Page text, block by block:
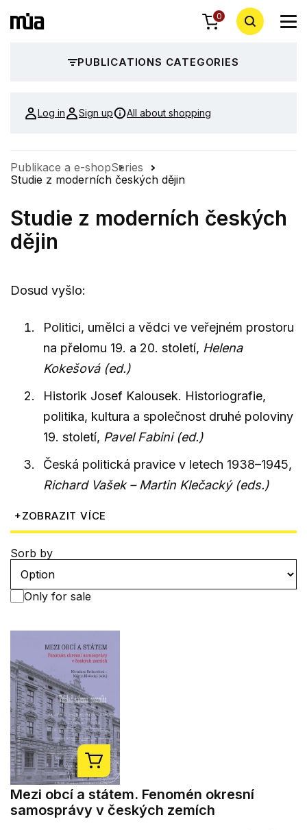
0
PUBLICATIONS CATEGORIES
Log in Sign up All about shopping
Publikace a e-shopSeries
Studie z moderních českých dějin
Studie z moderních českých
dějin
Dosud vyšlo:
Politici, umělci a vědci ve veřejném prostoru
na přelomu 19. a 20. století, Helena
Kokešová (ed.)
Historik Josef Kalousek. Historiografie,
politika, kultura a společnost druhé poloviny
19. století, Pavel Fabini (ed.)
Česká politická pravice v letech 1938–1945,
Richard Vašek – Martin Klečacký (eds.)
+ZOBRAZIT VÍCE
Sorb by
Only for sale
Mezi obcí a státem. Fenomén okresní
samosprávy v českých zemích